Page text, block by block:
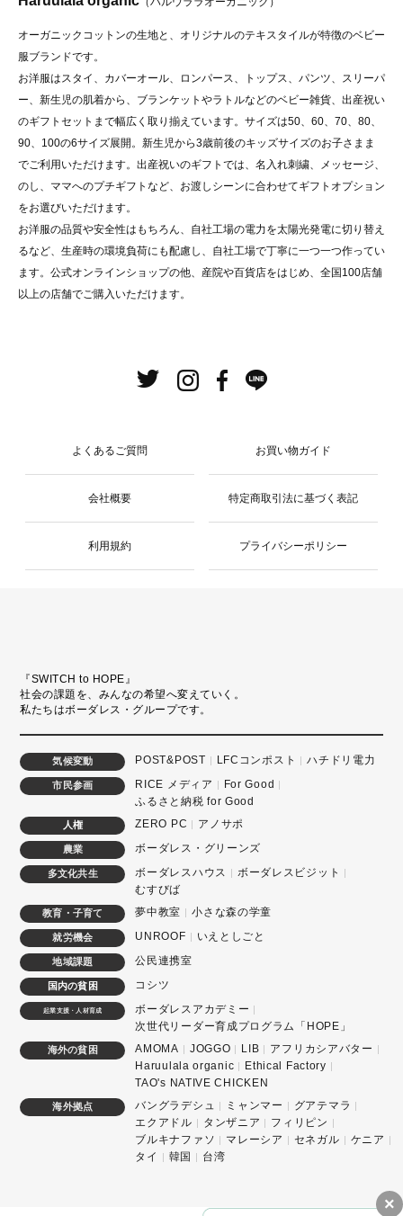
×
オーガニックコットンの生地と、オリジナルのテキスタイルが特徴のベビー
服ブランドです。
お洋服はスタイ、カバーオール、ロンパース、トップス、パンツ、スリーパ
ー、新生児の肌着から、ブランケットやラトルなどのベビー雑貨、出産祝い
のギフトセットまで幅広く取り揃えています。サイズは50、60、70、80、
90、100の6サイズ展開。新生児から3歳前後のキッズサイズのお子さまま
でご利用いただけます。出産祝いのギフトでは、名入れ刺繍、メッセージ、
のし、ママへのプチギフトなど、お渡しシーンに合わせてギフトオプション
をお選びいただけます。
お洋服の品質や安全性はもちろん、自社工場の電力を太陽光発電に切り替え
るなど、生産時の環境負荷にも配慮し、自社工場で丁寧に一つ一つ作ってい
ます。公式オンラインショップの他、産院や百貨店をはじめ、全国100店舗
以上の店舗でご購入いただけます。
よくあるご質問 お買い物ガイド
会社概要 特定商取引法に基づく表記
利用規約 プライバシーポリシー
『SWITCH to HOPE』
社会の課題を、みんなの希望へ変えていく。
私たちはボーダレス・グループです。
気候変動 POST&POST LFCコンポスト ハチドリ電力
市民参画 RICE メディア
For Good
ふるさと納税 for Good
人権 ZERO PC アノサポ
農業 ボーダレス・グリーンズ
多文化共生 ボーダレスハウス
ボーダレスビジット
むすびば
教育・子育て 夢中教室 小さな森の学童
就労機会 UNROOF いえとしごと
地域課題 公民連携室
国内の貧困 コシツ
起業支援・人材育成
ボーダレスアカデミー
次世代リーダー育成プログラム「HOPE」
海外の貧困 AMOMA JOGGO LIB
アフリカシアバター
Haruulala organic
Ethical Factory
TAO's NATIVE CHICKEN
海外拠点 バングラデシュ ミャンマー
グアテマラ
エクアドル
タンザニア
フィリピン
ブルキナファソ
マレーシア セネガル
ケニア
タイ
韓国 台湾